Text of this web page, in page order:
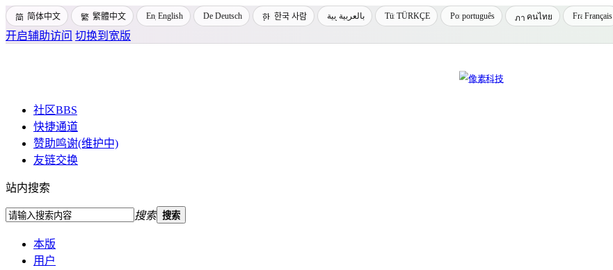
简体中文 繁體中文 English Deutsch 한국 사람 بالعربية TÜRKÇE português คนไทย Français
开启辅助访问 切换到宽版
社区BBS
快捷通道
赞助鸣谢(维护中)
友链交换
站内搜索
搜索 搜索
本版
用户